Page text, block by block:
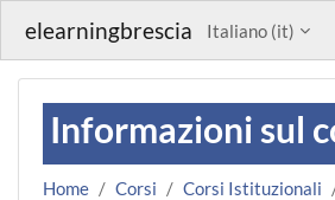
elearningbrescia Italiano ‎(it)‎
Informazioni sul
Home Corsi Corsi Istituzionali